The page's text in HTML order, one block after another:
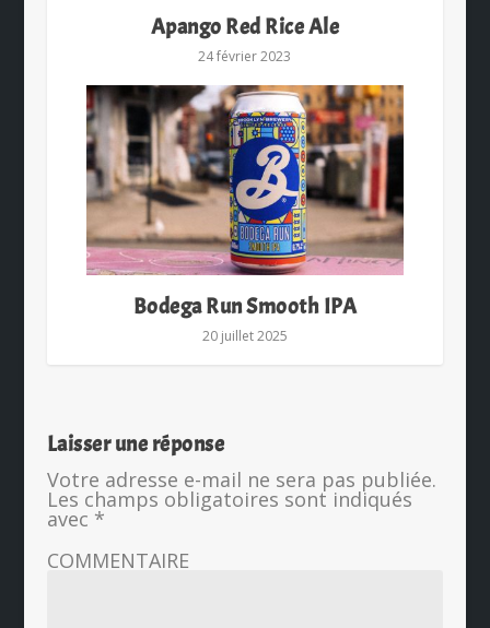
Apango Red Rice Ale
24 février 2023
Bodega Run Smooth IPA
20 juillet 2025
Laisser une réponse
Votre adresse e-mail ne sera pas publiée.
Les champs obligatoires sont indiqués
avec *
COMMENTAIRE